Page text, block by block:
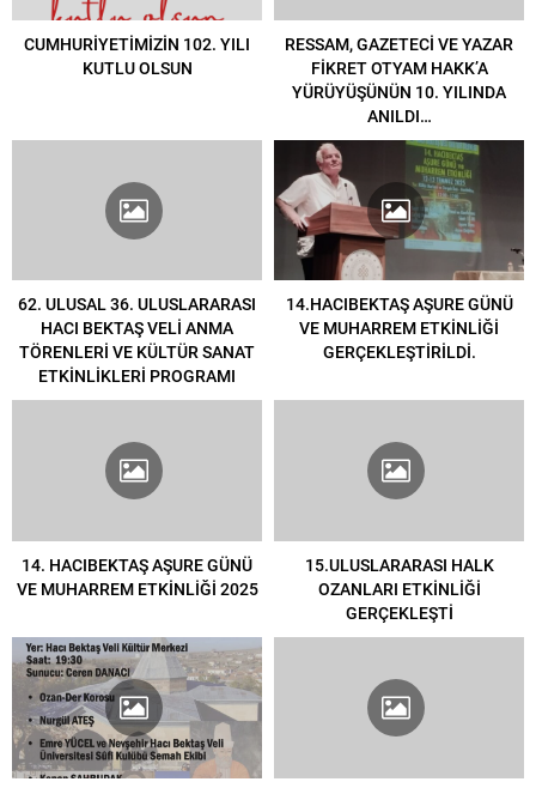
CUMHURİYETİMİZİN 102. YILI
KUTLU OLSUN
RESSAM, GAZETECİ VE YAZAR
FİKRET OTYAM HAKK’A
YÜRÜYÜŞÜNÜN 10. YILINDA
ANILDI…
62. ULUSAL 36. ULUSLARARASI
HACI BEKTAŞ VELİ ANMA
TÖRENLERİ VE KÜLTÜR SANAT
ETKİNLİKLERİ PROGRAMI
14.HACIBEKTAŞ AŞURE GÜNÜ
VE MUHARREM ETKİNLİĞİ
GERÇEKLEŞTİRİLDİ.
14. HACIBEKTAŞ AŞURE GÜNÜ
VE MUHARREM ETKİNLİĞİ 2025
15.ULUSLARARASI HALK
OZANLARI ETKİNLİĞİ
GERÇEKLEŞTİ